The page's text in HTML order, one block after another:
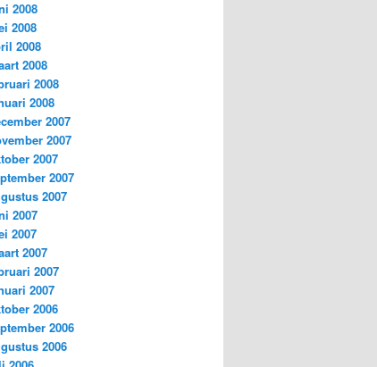
2008
2008
2008
2008
2008
2008
2007
2007
2007
2007
2007
2007
2007
2007
2007
2007
2006
2006
2006